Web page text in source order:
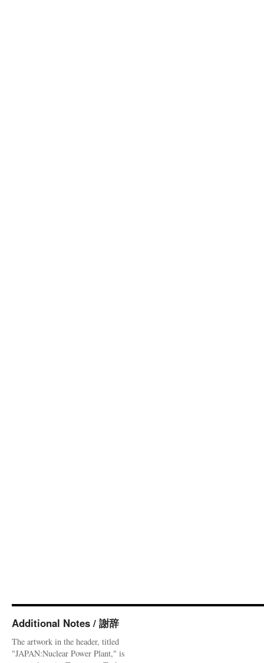
Additional Notes / 謝辞
The artwork in the header, titled
"JAPAN:Nuclear Power Plant," is